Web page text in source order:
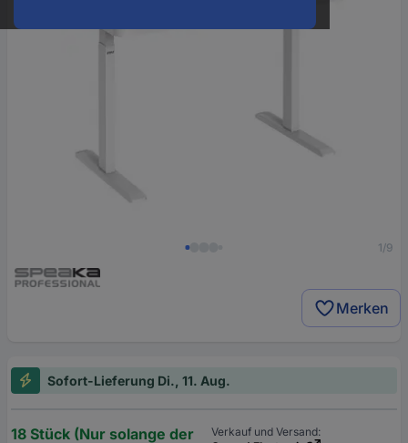
1/9
Merken
Sofort-Lieferung Di., 11. Aug.
18 Stück (Nur solange der
Verkauf und Versand: